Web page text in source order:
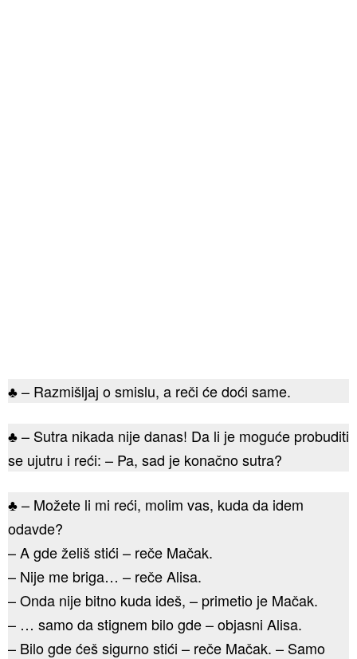
♣ – Razmišljaj o smislu, a reči će doći same.​
♣ – Sutra nikada nije danas! Da li je moguće probuditi
se ujutru i reći: – Pa, sad je konačno sutra?
♣ – Možete li mi reći, molim vas, kuda da idem
odavde?
– A gde želiš stići – reče Mačak.
– Nije me briga… – reče Alisa.
– Onda nije bitno kuda ideš, – primetio je Mačak.
– … samo da stignem bilo gde – objasni Alisa.
– Bilo gde ćeš sigurno stići – reče Mačak. – Samo